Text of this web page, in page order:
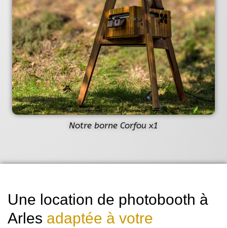
Notre borne Corfou x1
Une location de photobooth à
Arles adaptée à votre